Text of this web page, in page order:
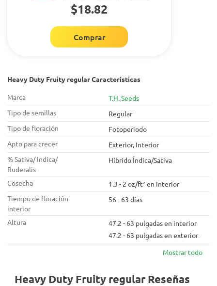
$18.82
Comprar
Heavy Duty Fruity regular Características
Marca
T.H. Seeds
Tipo de semillas
Regular
Tipo de floración
Fotoperiodo
Apto para crecer
Exterior, Interior
% Sativa/ Indica/
Ruderalis
Híbrido Índica/Sativa
Cosecha
1.3 - 2 oz/ft² en interior
Tiempo de floración
interior
56 - 63 días
Altura
47.2 - 63 pulgadas en interior
47.2 - 63 pulgadas en exterior
Mostrar todo
Heavy Duty Fruity regular Reseñas